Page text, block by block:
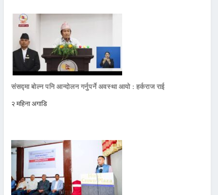
संसद्मा बोल्न पनि आन्दोलन गर्नुपर्ने अवस्था आयो : हर्कराज राई
२ महिना अगाडि